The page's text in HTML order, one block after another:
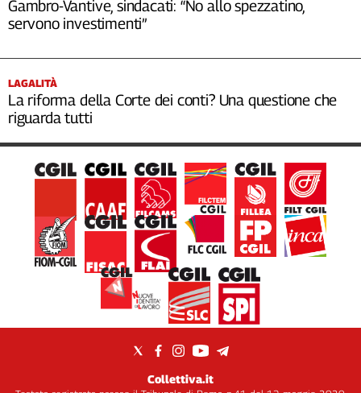
Gambro-Vantive, sindacati: “No allo spezzatino,
servono investimenti”
LAGALITÀ
La riforma della Corte dei conti? Una questione che
riguarda tutti
Collettiva.it